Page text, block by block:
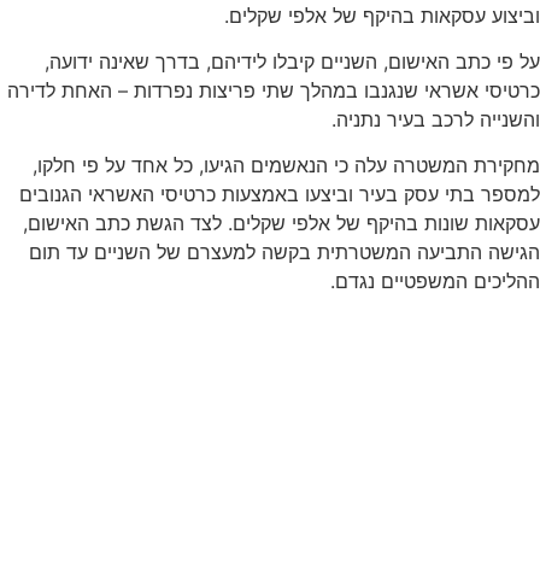
וביצוע עסקאות בהיקף של אלפי שקלים.
על פי כתב האישום, השניים קיבלו לידיהם, בדרך שאינה ידועה,
כרטיסי אשראי שנגנבו במהלך שתי פריצות נפרדות – האחת לדירה
והשנייה לרכב בעיר נתניה.
מחקירת המשטרה עלה כי הנאשמים הגיעו, כל אחד על פי חלקו,
למספר בתי עסק בעיר וביצעו באמצעות כרטיסי האשראי הגנובים
עסקאות שונות בהיקף של אלפי שקלים. לצד הגשת כתב האישום,
הגישה התביעה המשטרתית בקשה למעצרם של השניים עד תום
ההליכים המשפטיים נגדם.